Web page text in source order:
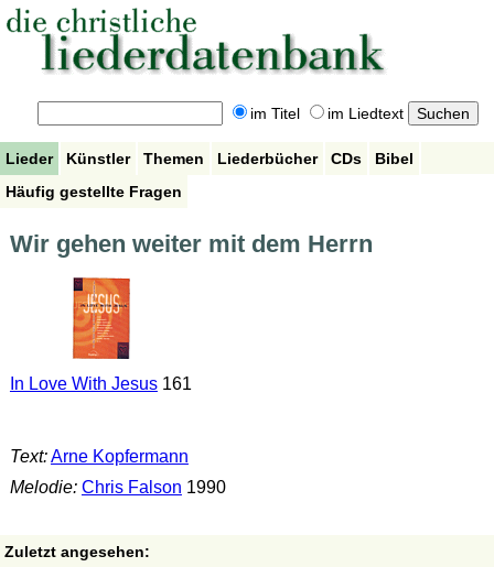
im Titel im Liedtext
Lieder Künstler Themen Liederbücher CDs
Bibel
Häufig gestellte Fragen
Wir gehen weiter mit dem Herrn
In Love With Jesus161
Text:Arne Kopfermann
Melodie: Chris Falson 1990
Zuletzt angesehen: